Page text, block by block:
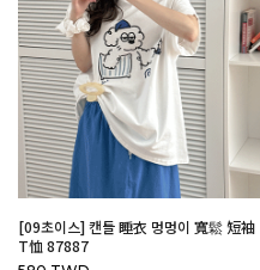
[09초이스] 캔들 睡衣 멍멍이 寬鬆 短袖
T恤 87887